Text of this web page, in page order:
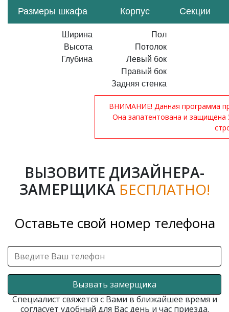
Размеры шкафа Корпус Секции
Ширина
Высота
Глубина
Пол
Потолок
Левый бок
Правый бок
Задняя стенка
ВНИМАНИЕ! Данная программа
Она запатентована и
ВЫЗОВИТЕ ДИЗАЙНЕРА-
ЗАМЕРЩИКА БЕСПЛАТНО!
Оставьте свой номер телефона
Вызвать замерщика
Специалист свяжется с Вами в ближайшее время и
согласует удобный для Вас день и час приезда.